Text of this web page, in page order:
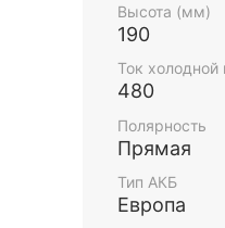
Высота (мм)
190
Ток холодной
480
Полярность
Прямая
Тип АКБ
Европа